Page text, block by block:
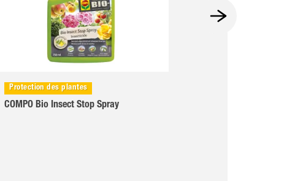
Protection des plantes
COMPO Bio Insect Stop Spray